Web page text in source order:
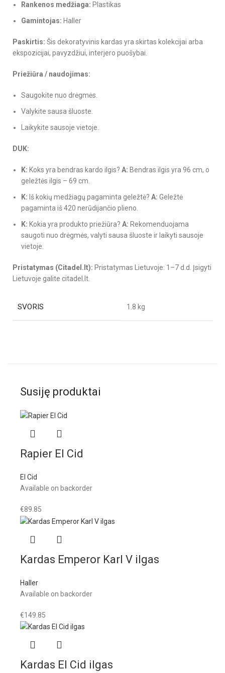
Rankenos medžiaga: Plastikas
Gamintojas: Haller
Paskirtis: Šis dekoratyvinis kardas yra skirtas kolekcijai arba
ekspozicijai, pavyzdžiui, interjero puošybai.
Priežiūra / naudojimas:
Saugokite nuo drėgmės.
Valykite sausa šluoste.
Laikykite sausoje vietoje.
DUK:
K: Koks yra bendras kardo ilgis? A: Bendras ilgis yra 96 cm, o
geležtės ilgis – 69 cm.
K: Iš kokių medžiagų pagaminta geležtė? A: Geležtė
pagaminta iš 420 nerūdijančio plieno.
K: Kokia yra produkto priežiūra? A: Rekomenduojama
saugoti nuo drėgmės, valyti sausa šluoste ir laikyti sausoje
vietoje.
Pristatymas (Citadel.lt): Pristatymas Lietuvoje: 1–7 d.d. Įsigyti
Lietuvoje galite citadel.lt.
SVORIS 1.8 kg
Susiję produktai
Rapier El Cid
El Cid
Available on backorder
€89.85
Kardas Emperor Karl V ilgas
Haller
Available on backorder
€149.85
Kardas El Cid ilgas